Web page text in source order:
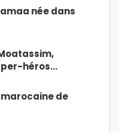
née dans
héros…
de